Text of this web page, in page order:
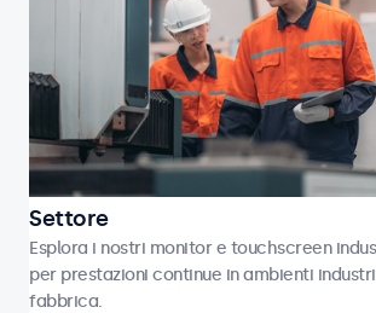
Settore
Esplora i nostri monitor e touchscreen
per prestazioni continue in ambienti
fabbrica.